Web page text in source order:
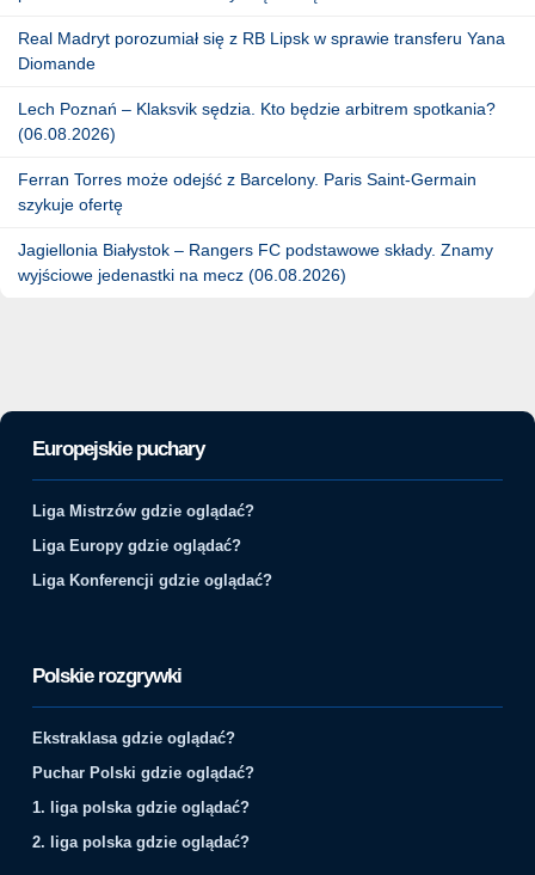
Real Madryt porozumiał się z RB Lipsk w sprawie transferu Yana
Diomande
Lech Poznań – Klaksvik sędzia. Kto będzie arbitrem spotkania?
(06.08.2026)
Ferran Torres może odejść z Barcelony. Paris Saint-Germain
szykuje ofertę
Jagiellonia Białystok – Rangers FC podstawowe składy. Znamy
wyjściowe jedenastki na mecz (06.08.2026)
Europejskie puchary
Liga Mistrzów gdzie oglądać?
Liga Europy gdzie oglądać?
Liga Konferencji gdzie oglądać?
Polskie rozgrywki
Ekstraklasa gdzie oglądać?
Puchar Polski gdzie oglądać?
1. liga polska gdzie oglądać?
2. liga polska gdzie oglądać?